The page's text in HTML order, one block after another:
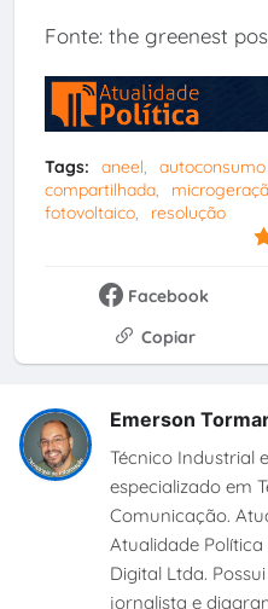
Fonte: the greenest
Tags: aneel
compartilhada
fotovoltaico
resolução
Facebook
Copiar
Emerson
Técnico Industrial
especializado em
Comunicação.
Atualidade
Digital Ltda.
jornalista e